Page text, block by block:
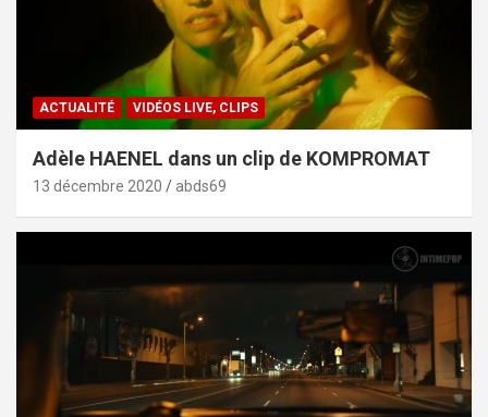
ACTUALITÉ VIDÉOS LIVE, CLIPS
Adèle HAENEL dans un clip de KOMPROMAT
13 décembre 2020 abds69